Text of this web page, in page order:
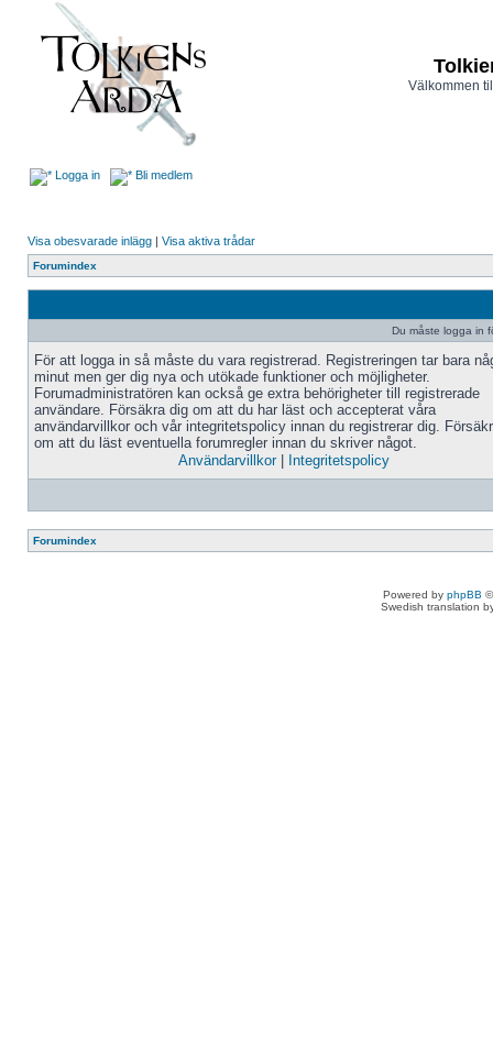
Välkommen
Logga in Bli medlem
Visa obesvarade inlägg | Visa aktiva trådar
Forumindex
Du måste logga in
För att logga in så måste du vara registrerad. Registreringen tar bara
minut men ger dig nya och utökade funktioner och möjligheter.
Forumadministratören kan också ge extra behörigheter till registrerade
användare. Försäkra dig om att du har läst och accepterat våra
användarvillkor och vår integritetspolicy innan du registrerar dig.
om att du läst eventuella forumregler innan du skriver något.
Användarvillkor| Integritetspolicy
Forumindex
Powered by phpBB
Swedish translation